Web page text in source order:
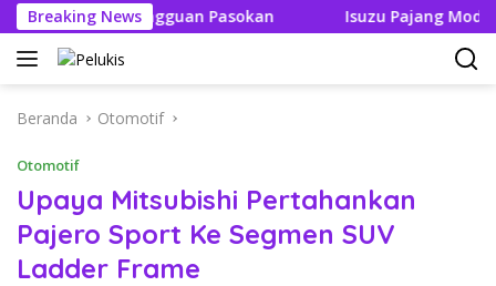
Langsung
ke
konten
Breaking News
Ada Gangguan Pasokan Isuzu Pajang Modifikasi D-
Beranda Otomotif
Otomotif
Upaya Mitsubishi Pertahankan
Pajero Sport Ke Segmen SUV
Ladder Frame